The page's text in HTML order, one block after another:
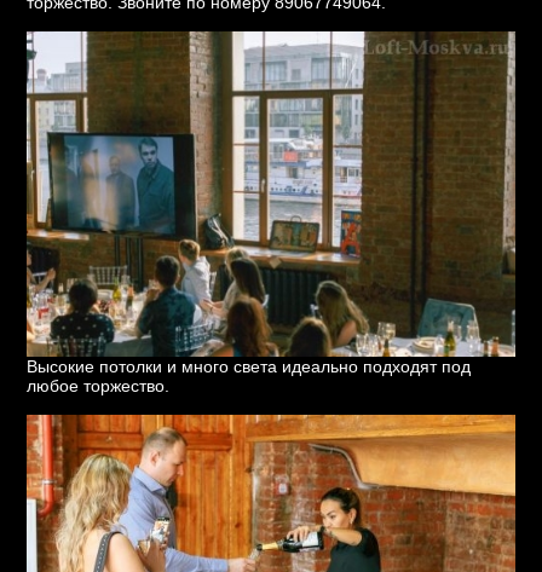
Высокие потолки и много света идеально подходят под
любое торжество.